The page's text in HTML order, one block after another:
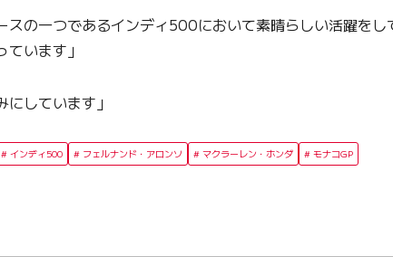
スの一つであるインディ500において素晴らしい活躍を
います」
みにしています」
インディ500 フェルナンド・アロンソ マクラーレン・ホンダ モナコGP